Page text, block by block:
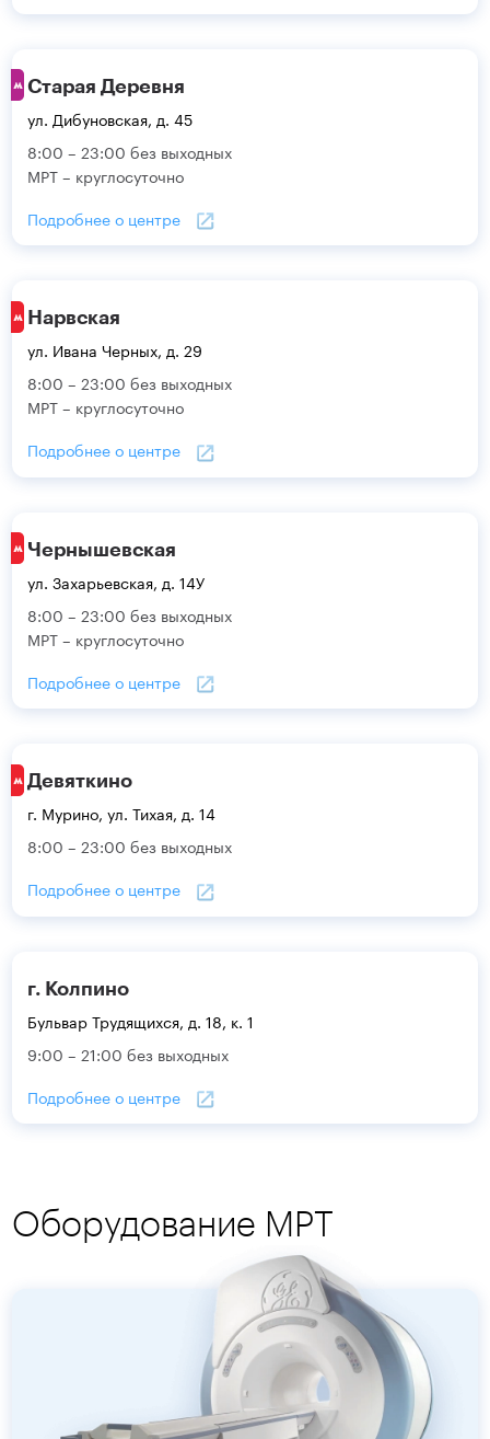
Старая Деревня
ул. Дибуновская, д. 45
8:00 – 23:00 без выходных
МРТ – круглосуточно
Подробнее о центре
Нарвская
ул. Ивана Черных, д. 29
8:00 – 23:00 без выходных
МРТ – круглосуточно
Подробнее о центре
Чернышевская
ул. Захарьевская, д. 14У
8:00 – 23:00 без выходных
МРТ – круглосуточно
Подробнее о центре
Девяткино
г. Мурино, ул. Тихая, д. 14
8:00 – 23:00 без выходных
Подробнее о центре
г. Колпино
Бульвар Трудящихся, д. 18, к. 1
9:00 – 21:00 без выходных
Подробнее о центре
Оборудование МРТ